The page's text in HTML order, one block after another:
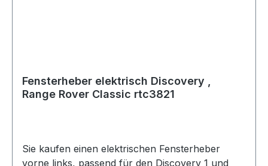
Fensterheber elektrisch Discovery ,
Range Rover Classic rtc3821
Sie kaufen einen elektrischen Fensterheber
vorne links, passend für den Discovery 1 und